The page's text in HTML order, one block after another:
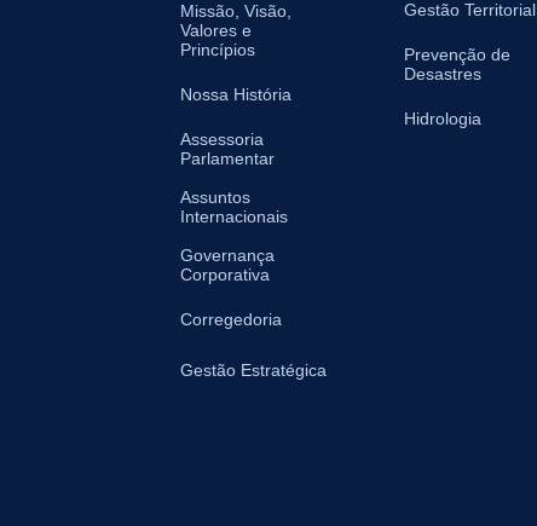
Missão, Visão,
Valores e
Princípios
Nossa História
Assessoria
Parlamentar
Assuntos
Internacionais
Governança
Corporativa
Corregedoria
Gestão Estratégica
Gestão Territorial
Prevenção de
Desastres
Hidrologia